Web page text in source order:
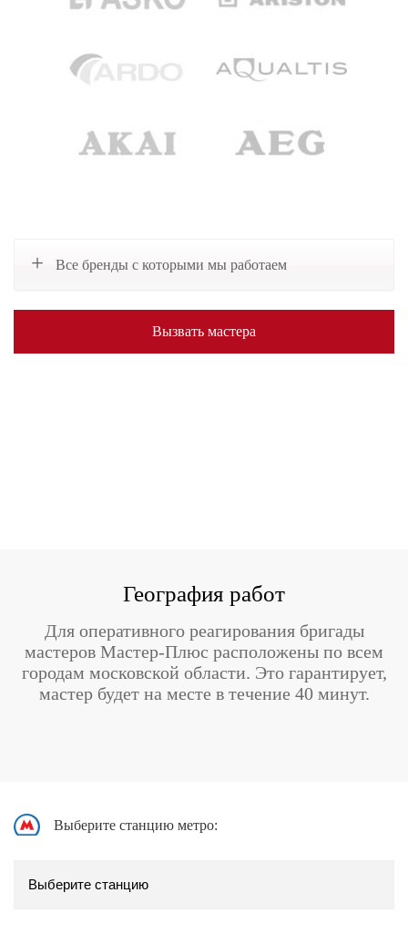
Все бренды с которыми мы работаем
Вызвать мастера
География работ
Для оперативного реагирования бригады
мастеров Мастер-Плюс расположены по всем
городам московской области. Это гарантирует,
мастер будет на месте в течение 40 минут.
Выберите станцию метро: